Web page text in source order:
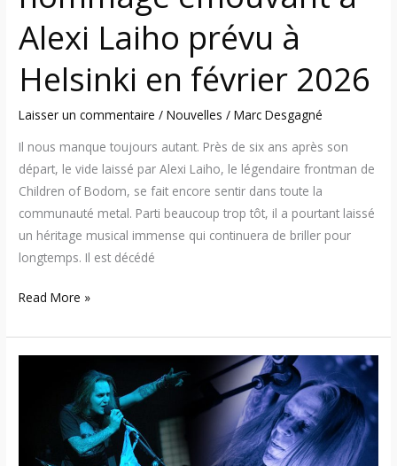
Alexi Laiho prévu à
Helsinki en février 2026
Laisser un commentaire /Nouvelles /Marc Desgagné
Il nous manque toujours autant. Près de six ans après son
départ, le vide laissé par Alexi Laiho, le légendaire frontman de
Children of Bodom, se fait encore sentir dans toute la
communauté metal. Parti beaucoup trop tôt, il a pourtant laissé
un héritage musical immense qui continuera de briller pour
longtemps. Il est décédé
février
2026
Read More »
Children